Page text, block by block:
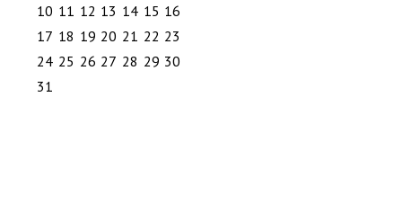
10 11 12 13 14 15 16
17 18 19 20 21 22 23
24 25 26 27 28 29 30
31